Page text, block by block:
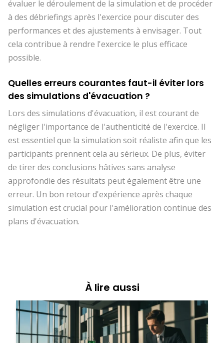
évaluer le déroulement de la simulation et de procéder
à des débriefings après l'exercice pour discuter des
performances et des ajustements à envisager. Tout
cela contribue à rendre l'exercice le plus efficace
possible.
Quelles erreurs courantes faut-il éviter lors
des simulations d'évacuation ?
Lors des simulations d'évacuation, il est courant de
négliger l'importance de l'authenticité de l'exercice. Il
est essentiel que la simulation soit réaliste afin que les
participants prennent cela au sérieux. De plus, éviter
de tirer des conclusions hâtives sans analyse
approfondie des résultats peut également être une
erreur. Un bon retour d'expérience après chaque
simulation est crucial pour l'amélioration continue des
plans d'évacuation.
À lire aussi